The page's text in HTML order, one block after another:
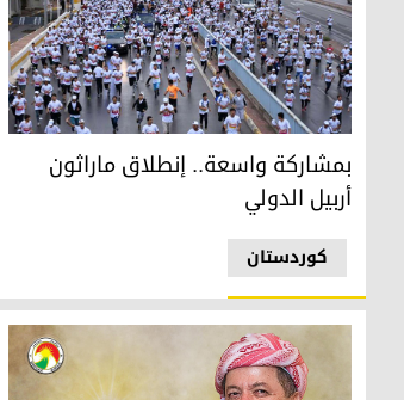
بمشاركة واسعة.. إنطلاق ماراثون أربيل الدولي
کوردستان
بمشاركة واسعة.. إنطلاق ماراثون
أربيل الدولي